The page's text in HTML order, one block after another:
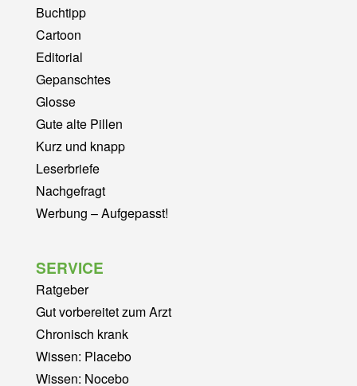
Buchtipp
Cartoon
Editorial
Gepanschtes
Glosse
Gute alte Pillen
Kurz und knapp
Leserbriefe
Nachgefragt
Werbung – Aufgepasst!
SERVICE
Ratgeber
Gut vorbereitet zum Arzt
Chronisch krank
Wissen: Placebo
Wissen: Nocebo